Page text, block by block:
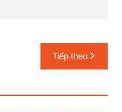
Tiếp theo